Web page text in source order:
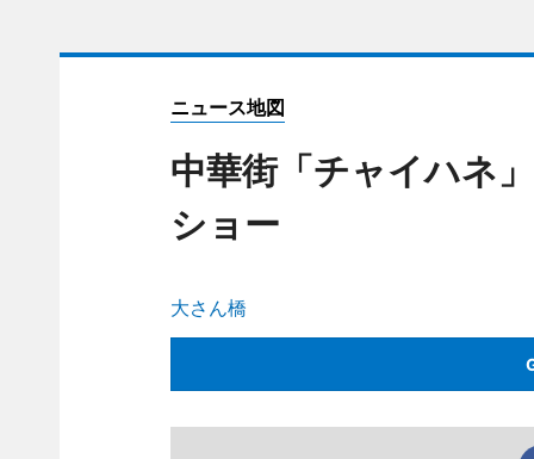
ニュース地図
中華街「チャイハネ
ショー
大さん橋